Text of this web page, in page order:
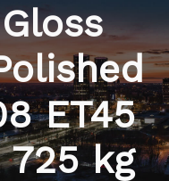
ET45
725 kg